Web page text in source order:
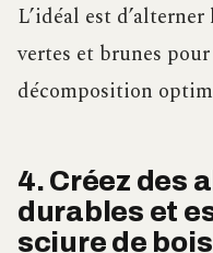
L’idéal est
vertes et brunes
décomposition
4. Créez des
durables et
sciure de bois